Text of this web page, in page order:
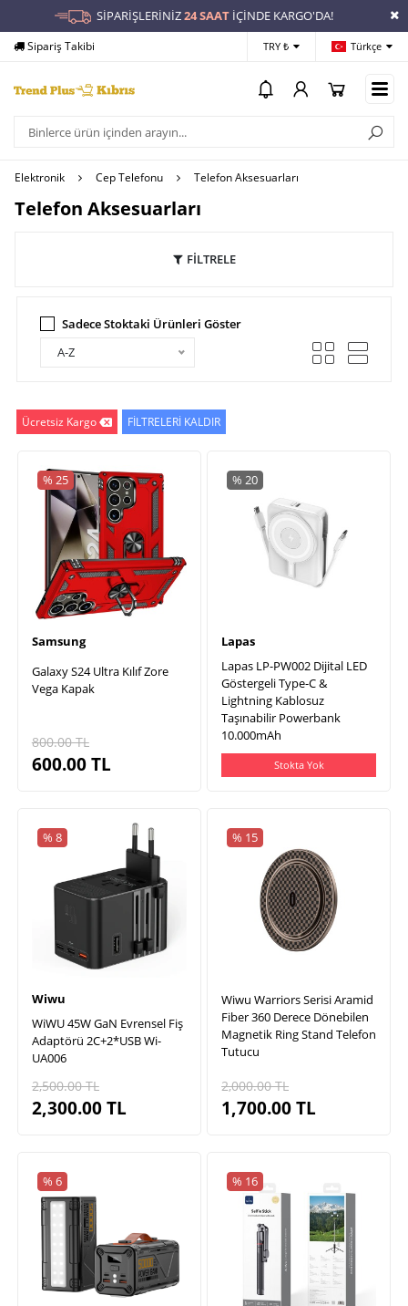
SİPARİŞLERİNİZ24 SAATİÇİNDE KARGO'DA!
Ödeme Bildirimi
TRY ₺ Türkçe
Elektronik Cep Telefonu Telefon Aksesuarları
Telefon Aksesuarları
FİLTRELE
Sadece Stoktaki Ürünleri Göster
A-Z
Ücretsiz Kargo FİLTRELERİ KALDIR
% 25
Samsung
Galaxy S24 Ultra Kılıf Zore
Vega Kapak
800.00TL
600.00TL
% 20
Lapas
Lapas LP-PW002 Dijital LED
Göstergeli Type-C &
Lightning Kablosuz
Taşınabilir Powerbank
10.000mAh
Stokta Yok
% 8
Wiwu
WiWU 45W GaN Evrensel Fiş
Adaptörü 2C+2*USB Wi-
UA006
2,500.00TL
2,300.00TL
% 15
Wiwu Warriors Serisi Aramid
Fiber 360 Derece Dönebilen
Magnetik Ring Stand Telefon
Tutucu
2,000.00TL
1,700.00TL
% 6 % 16